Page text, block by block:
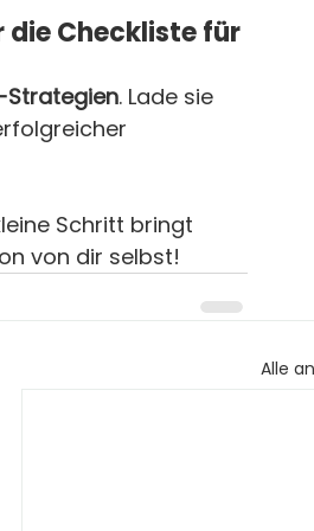
die Checkliste für
Strategien. Lade sie
Schritt bringt
von dir selbst!
Alle